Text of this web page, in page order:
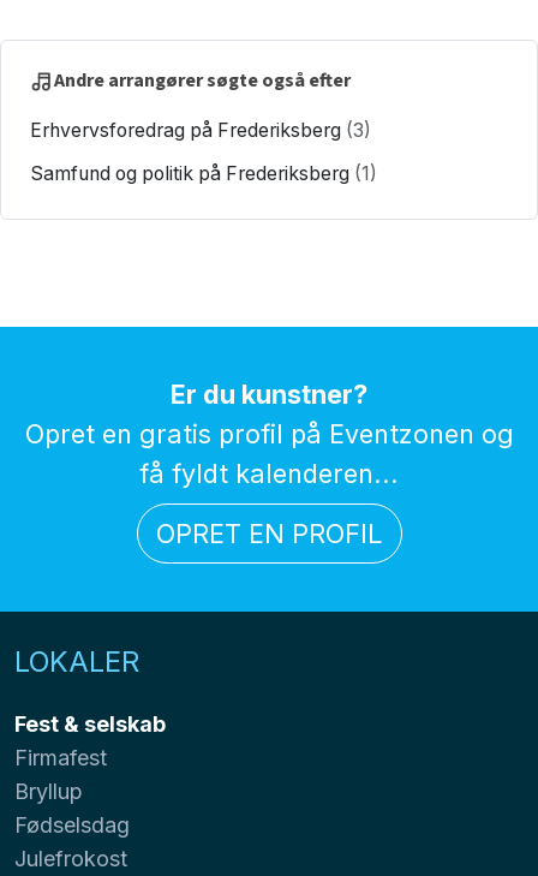
Andre arrangører søgte også efter
Erhvervsforedrag på Frederiksberg (3)
Samfund og politik på Frederiksberg (1)
Er du kunstner?
Opret en gratis profil på Eventzonen og
få fyldt kalenderen...
OPRET EN PROFIL
LOKALER
Fest & selskab
Firmafest
Bryllup
Fødselsdag
Julefrokost